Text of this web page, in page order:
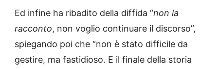
Ed infine ha ribadito della diffida “non la
racconto, non voglio continuare il discorso”,
spiegando poi che “non è stato difficile da
gestire, ma fastidioso. E il finale della storia